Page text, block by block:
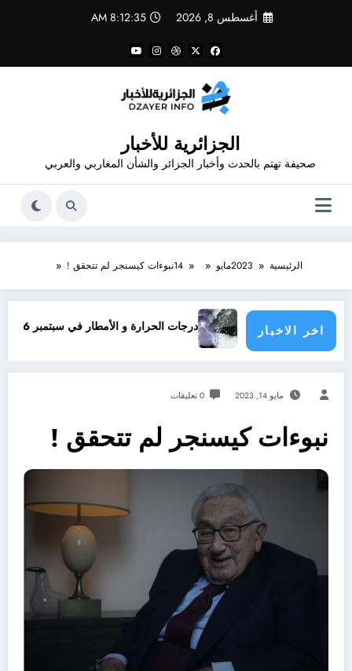
أغسطس 8, 2026 8:12:36 AM
الجزائرية للأخبار
صحيفة تهتم بالحدث وأخبار الجزائر والشأن المغاربي والعربي
الرئيسية 2023مايو 14نبوءات كيسنجر لم تتحقق !
اخر الاخباردرجات الحرارة و الأمطار في سبتمبر 2026 في الجزائر
مايو 14, 2023 0 تعليقات
نبوءات كيسنجر لم تتحقق !